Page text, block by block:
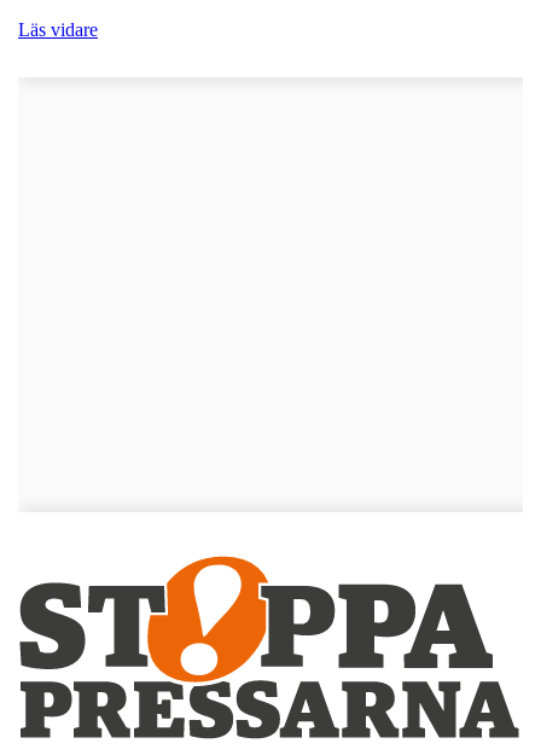
Läs vidare